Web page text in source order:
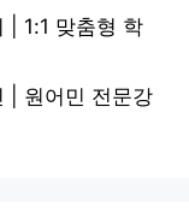
| 1:1 맞춤형 학
| 원어민 전문강